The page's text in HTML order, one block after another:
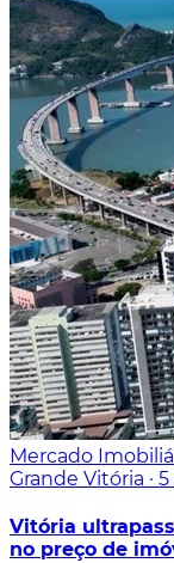
Mercado
Grande Vitória · 5
Vitória
no preço de